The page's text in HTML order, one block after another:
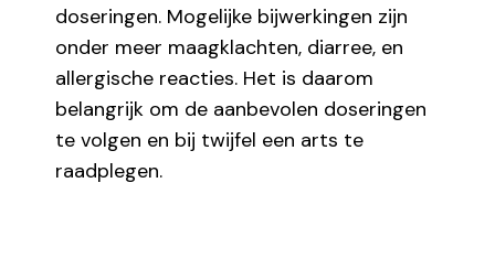
doseringen. Mogelijke bijwerkingen zijn
onder meer maagklachten, diarree, en
allergische reacties. Het is daarom
belangrijk om de aanbevolen doseringen
te volgen en bij twijfel een arts te
raadplegen.